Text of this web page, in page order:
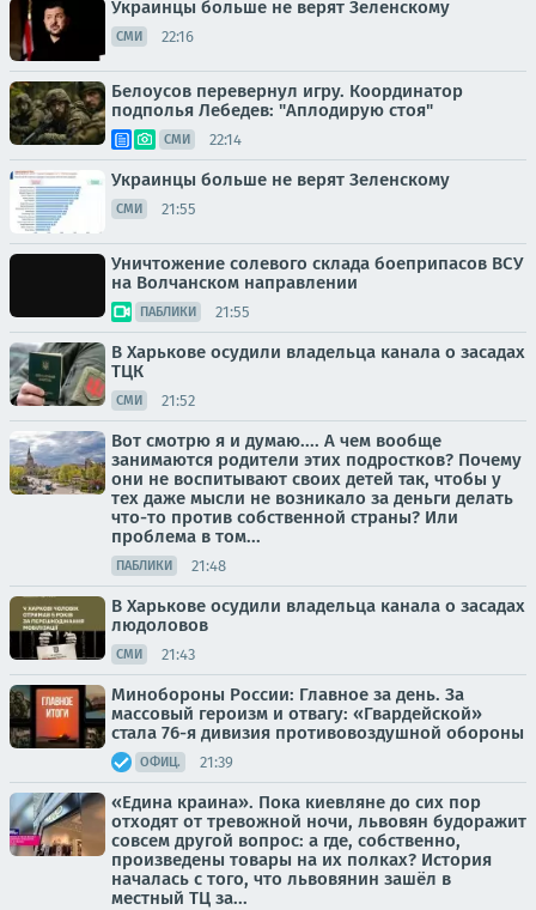
Украинцы больше не верят Зеленскому
СМИ 22:16
Белоусов перевернул игру. Координатор
подполья Лебедев: "Аплодирую стоя"
СМИ 22:14
Украинцы больше не верят Зеленскому
СМИ 21:55
Уничтожение солевого склада боеприпасов ВСУ
на Волчанском направлении
ПАБЛИКИ 21:55
В Харькове осудили владельца канала о засадах
ТЦК
СМИ 21:52
Вот смотрю я и думаю.... А чем вообще
занимаются родители этих подростков? Почему
они не воспитывают своих детей так, чтобы у
тех даже мысли не возникало за деньги делать
что-то против собственной страны? Или
проблема в том...
ПАБЛИКИ 21:48
В Харькове осудили владельца канала о засадах
людоловов
СМИ 21:43
Минобороны России: Главное за день. За
массовый героизм и отвагу: «Гвардейской»
стала 76-я дивизия противовоздушной обороны
ОФИЦ. 21:39
«Едина краина». Пока киевляне до сих пор
отходят от тревожной ночи, львовян будоражит
совсем другой вопрос: а где, собственно,
произведены товары на их полках? История
началась с того, что львовянин зашёл в
местный ТЦ за...